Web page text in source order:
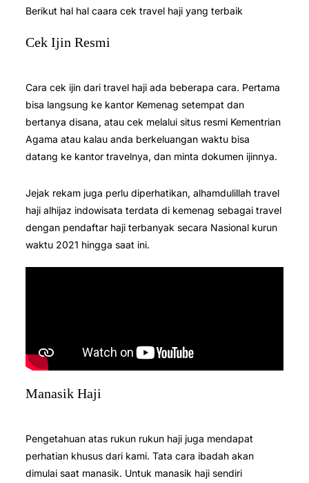
Berikut hal hal caara cek travel haji yang terbaik
Cek Ijin Resmi
Cara cek ijin dari travel haji ada beberapa cara. Pertama
bisa langsung ke kantor Kemenag setempat dan
bertanya disana, atau cek melalui situs resmi Kementrian
Agama atau kalau anda berkeluangan waktu bisa
datang ke kantor travelnya, dan minta dokumen ijinnya.
Jejak rekam juga perlu diperhatikan, alhamdulillah travel
haji alhijaz indowisata terdata di kemenag sebagai travel
dengan pendaftar haji terbanyak secara Nasional kurun
waktu 2021 hingga saat ini.
Manasik Haji
Pengetahuan atas rukun rukun haji juga mendapat
perhatian khusus dari kami. Tata cara ibadah akan
dimulai saat manasik. Untuk manasik haji sendiri